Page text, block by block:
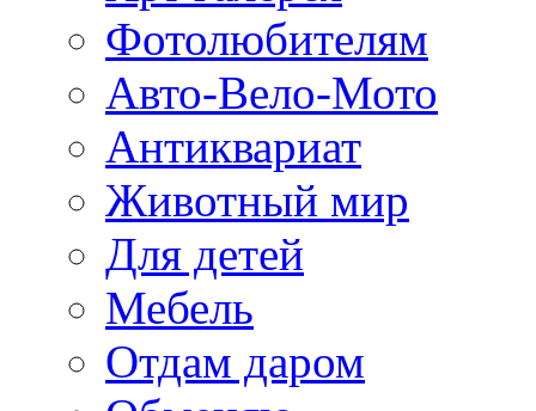
Фотолюбителям
Авто-Вело-Мото
Антиквариат
Животный мир
Для детей
Мебель
Отдам даром